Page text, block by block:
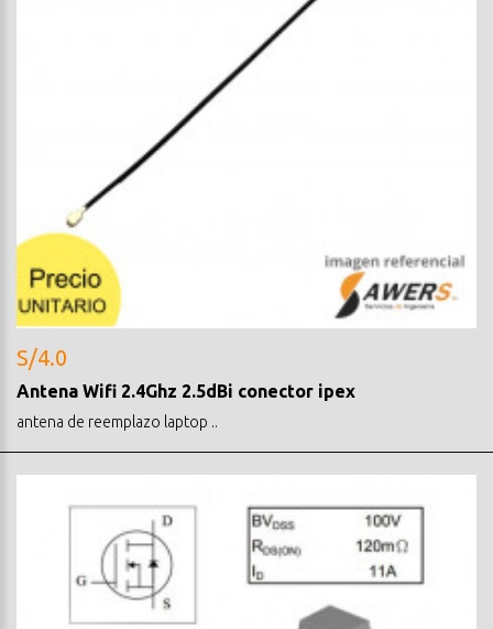
S/4.0
Antena Wifi 2.4Ghz 2.5dBi conector ipex
antena de reemplazo laptop ..